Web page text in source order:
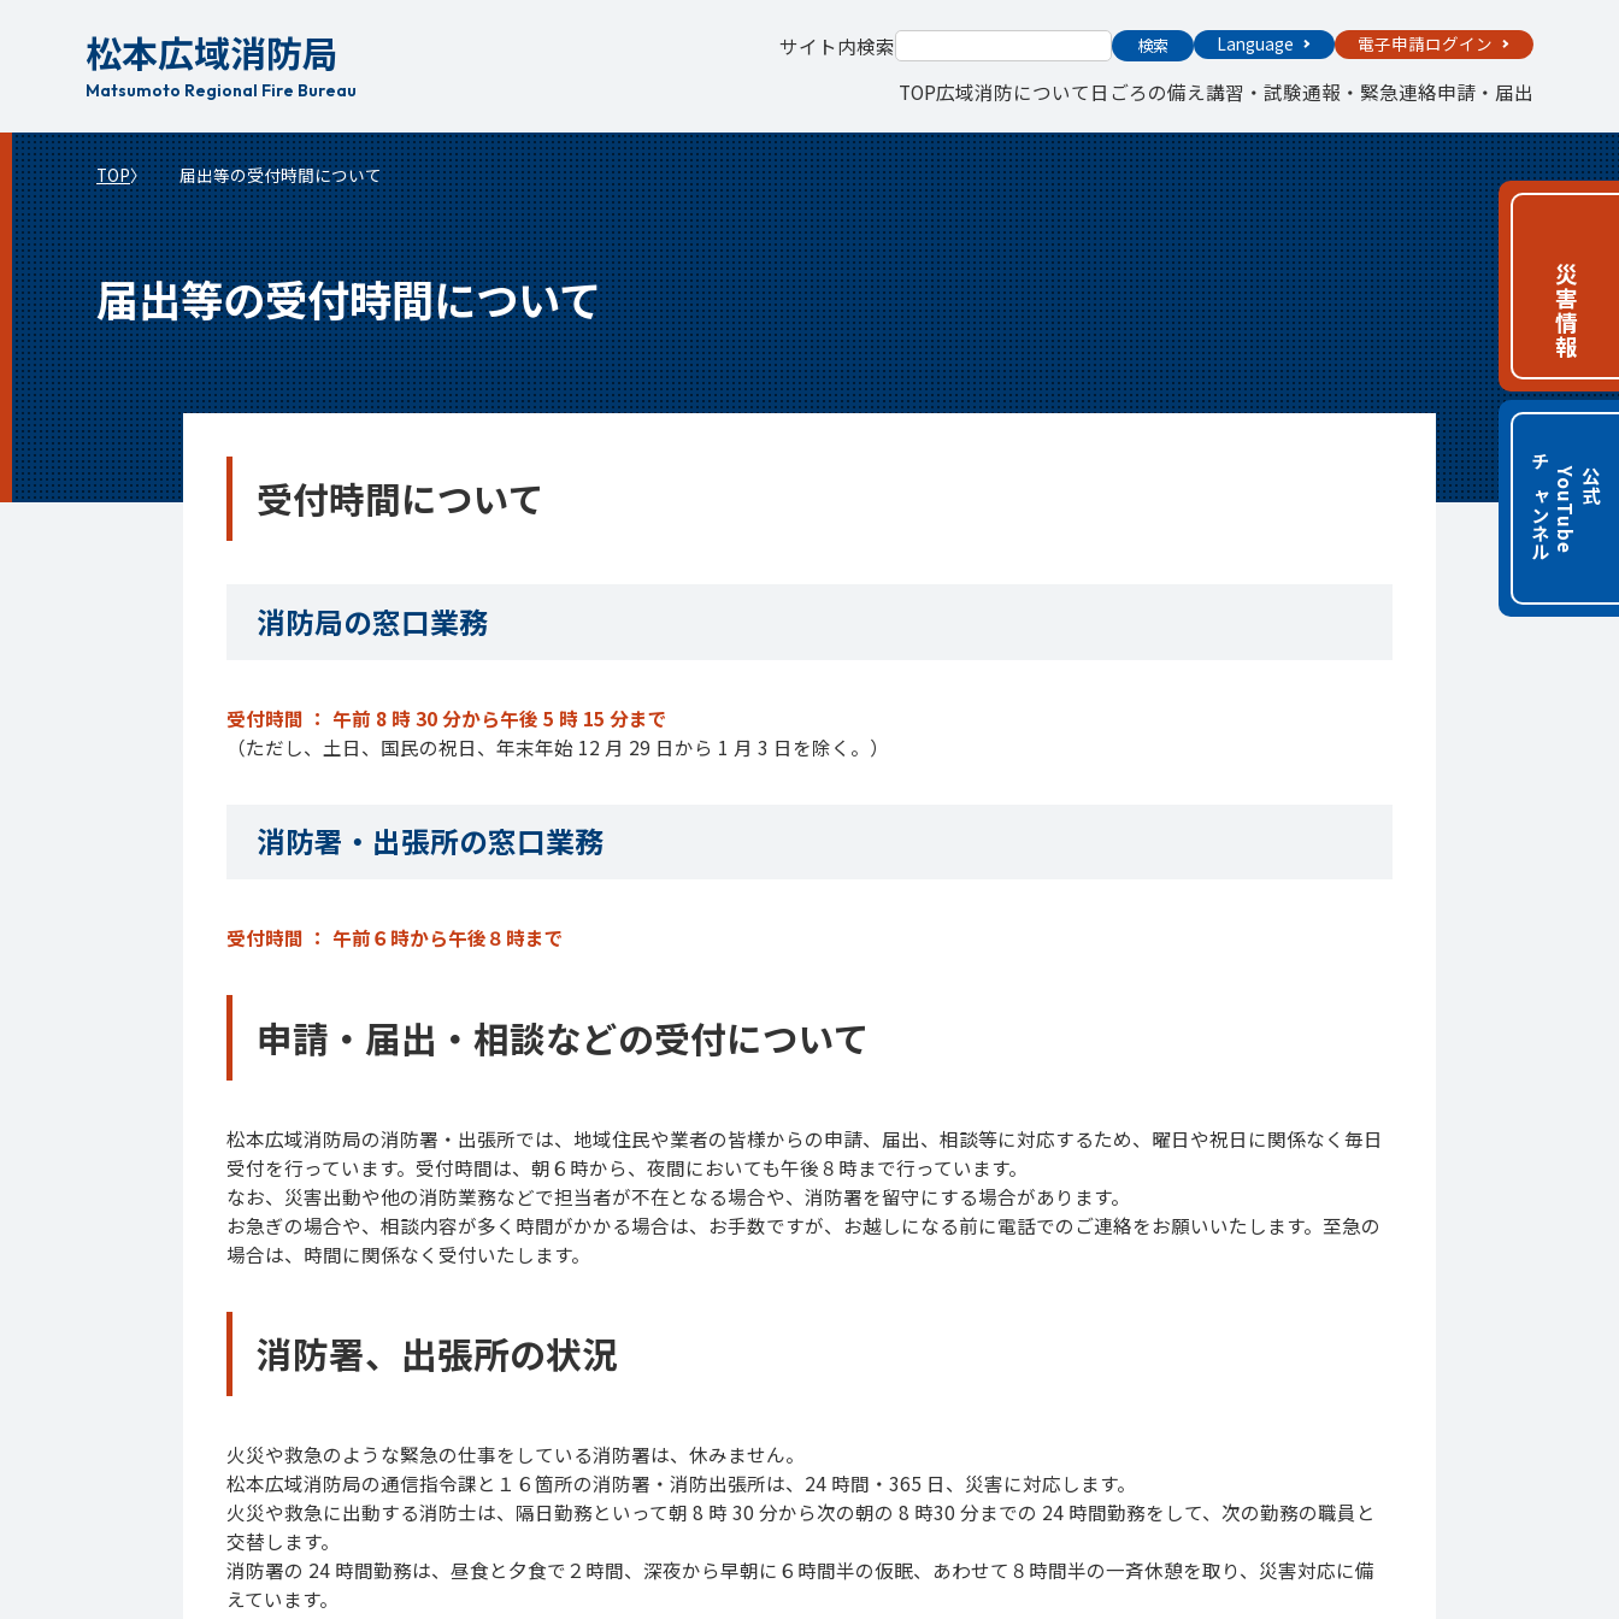
動
松本広域消防局
Matsumoto Regional Fire Bureau
サイト内検索 検索 Language 電子申請ログイン
TOP広域消防について日ごろの備え講習・試験通報・緊急連絡申請・届出
災害情報
公
式
Y
o
u
T
u
b
e
チャンネル
TOP 届出等の受付時間について
届出等の受付時間について
受付時間について
消防局の窓口業務
受付時間 ： 午前 8 時 30 分から午後 5 時 15 分まで
（ただし、土日、国民の祝日、年末年始 12 月 29 日から 1 月 3 日を除く。）
消防署・出張所の窓口業務
受付時間 ： 午前６時から午後８時まで
申請・届出・相談などの受付について
松本広域消防局の消防署・出張所では、地域住民や業者の皆様からの申請、届出、相談等に対応するため、曜日や祝日に関係なく毎日
受付を行っています。受付時間は、朝６時から、夜間においても午後８時まで行っています。
なお、災害出動や他の消防業務などで担当者が不在となる場合や、消防署を留守にする場合があります。
お急ぎの場合や、相談内容が多く時間がかかる場合は、お手数ですが、お越しになる前に電話でのご連絡をお願いいたします。至急の
場合は、時間に関係なく受付いたします。
消防署、出張所の状況
火災や救急のような緊急の仕事をしている消防署は、休みません。
松本広域消防局の通信指令課と１６箇所の消防署・消防出張所は、24 時間・365 日、災害に対応します。
火災や救急に出動する消防士は、隔日勤務といって朝 8 時 30 分から次の朝の 8 時30 分までの 24 時間勤務をして、次の勤務の職員と
交替します。
消防署の 24 時間勤務は、昼食と夕食で２時間、深夜から早朝に６時間半の仮眠、あわせて８時間半の一斉休憩を取り、災害対応に備
えています。